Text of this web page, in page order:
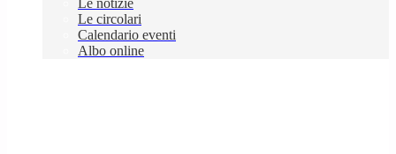
Le notizie
Le circolari
Calendario eventi
Albo online